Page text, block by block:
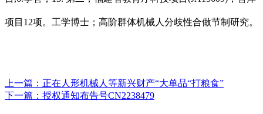
项目12项。工学博士；高阶群体机械人分歧性合做节制研究。
上一篇： 正在人形机械人等新兴财产“大单品“打粮食”
下一篇： 授权通知布告号CN2238479